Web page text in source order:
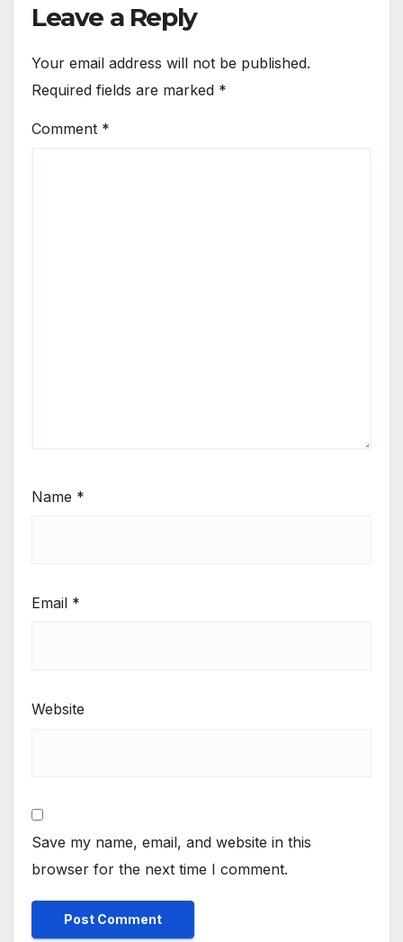
Leave a Reply
Your email address will not be published.
Required fields are marked *
Comment *
Name *
Email *
Website
Save my name, email, and website in this
browser for the next time I comment.